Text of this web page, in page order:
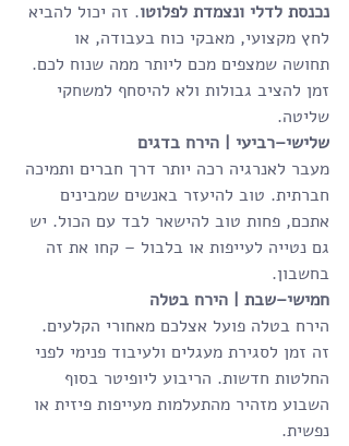
נכנסת לדלי ונצמדת לפלוטו. זה יכול להביא
לחץ מקצועי, מאבקי כוח בעבודה, או
תחושה שמצפים מכם ליותר ממה שנוח לכם.
זמן להציב גבולות ולא להיסחף למשחקי
שליטה.
שלישי–רביעי | הירח בדגים
מעבר לאנרגיה רכה יותר דרך חברים ותמיכה
חברתית. טוב להיעזר באנשים שמבינים
אתכם, פחות טוב להישאר לבד עם הכול. יש
גם נטייה לעייפות או בלבול – קחו את זה
בחשבון.
חמישי–שבת | הירח בטלה
הירח בטלה פועל אצלכם מאחורי הקלעים.
זה זמן לסגירת מעגלים ולעיבוד פנימי לפני
החלטות חדשות. הריבוע ליופיטר בסוף
השבוע מזהיר מהתעלמות מעייפות פיזית או
נפשית.